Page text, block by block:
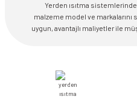
Yerden ısıtma
malzeme model ve markalarını
uygun, avantajlı maliyetler ile